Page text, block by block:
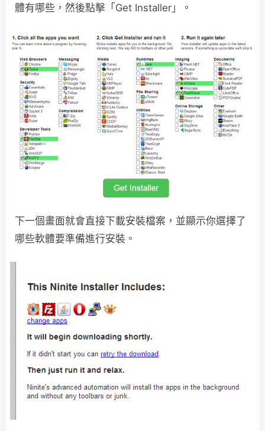
體有哪些，然後點擊「Get Installer」。
下一個畫面就會直接下載安裝檔案，並顯示你選擇了
哪些軟體要準備進行安裝。